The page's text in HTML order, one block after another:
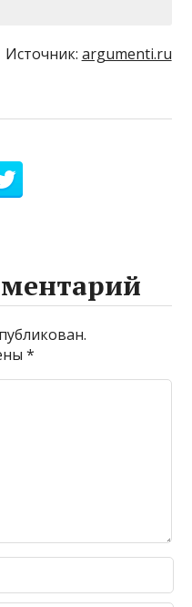
Источник: argumenti.ru
*